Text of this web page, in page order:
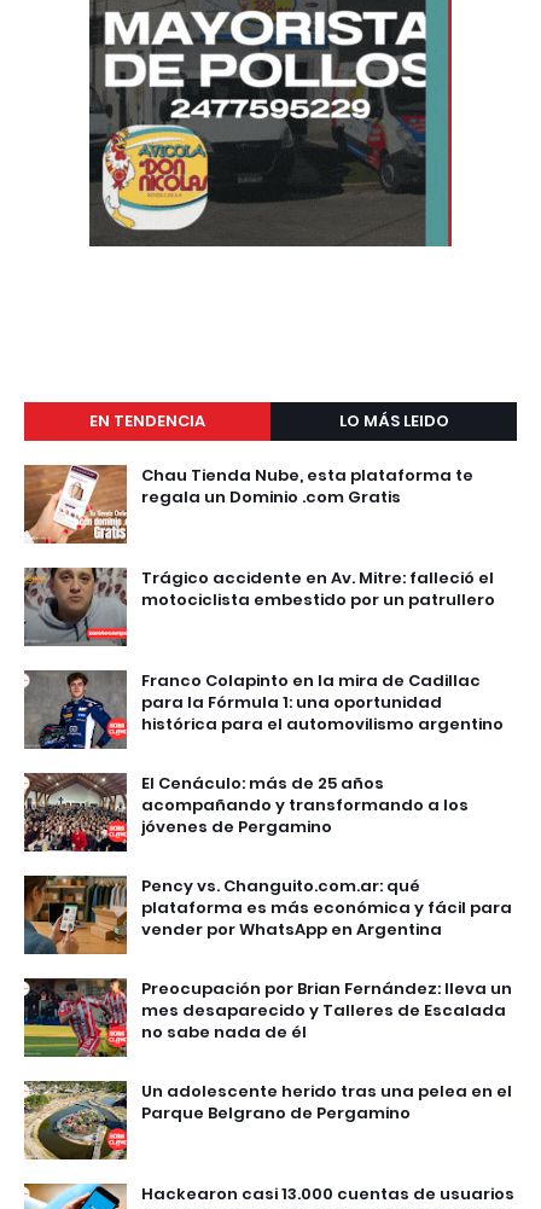
EN TENDENCIA LO MÁS LEIDO
Chau Tienda Nube, esta plataforma te
regala un Dominio .com Gratis
Trágico accidente en Av. Mitre: falleció el
motociclista embestido por un patrullero
Franco Colapinto en la mira de Cadillac
para la Fórmula 1: una oportunidad
histórica para el automovilismo argentino
El Cenáculo: más de 25 años
acompañando y transformando a los
jóvenes de Pergamino
Pency vs. Changuito.com.ar: qué
plataforma es más económica y fácil para
vender por WhatsApp en Argentina
Preocupación por Brian Fernández: lleva un
mes desaparecido y Talleres de Escalada
no sabe nada de él
Un adolescente herido tras una pelea en el
Parque Belgrano de Pergamino
Hackearon casi 13.000 cuentas de usuarios